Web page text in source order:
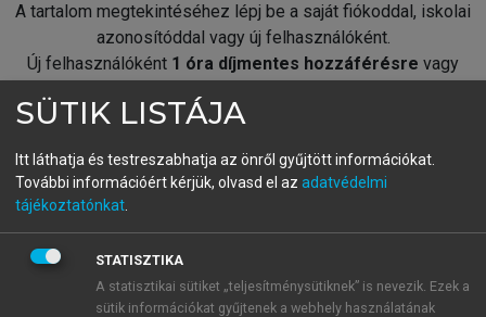
A tartalom megtekintéséhez lépj be a saját fiókoddal, iskolai
azonosítóddal vagy új felhasználóként.
Új felhasználóként 1 óra díjmentes hozzáférésre vagy
fiókoddal,vagy hozz létre új fiókot.
A regisztráció után apróbaidőszakautomatikusan
BELÉPÉS SAJÁT FIÓKKAL
SÜTIK LISTÁJA
Itt láthatja és testreszabhatja az önről gyűjtött információkat.
További információért kérjük, olvasd el az adatvédelmi
tájékoztatónkat
STATISZTIKA
A statisztikai sütiket „teljesítménysütiknek” is nevezik. Ezek a
sütik információkat gyűjtenek a webhely használatának